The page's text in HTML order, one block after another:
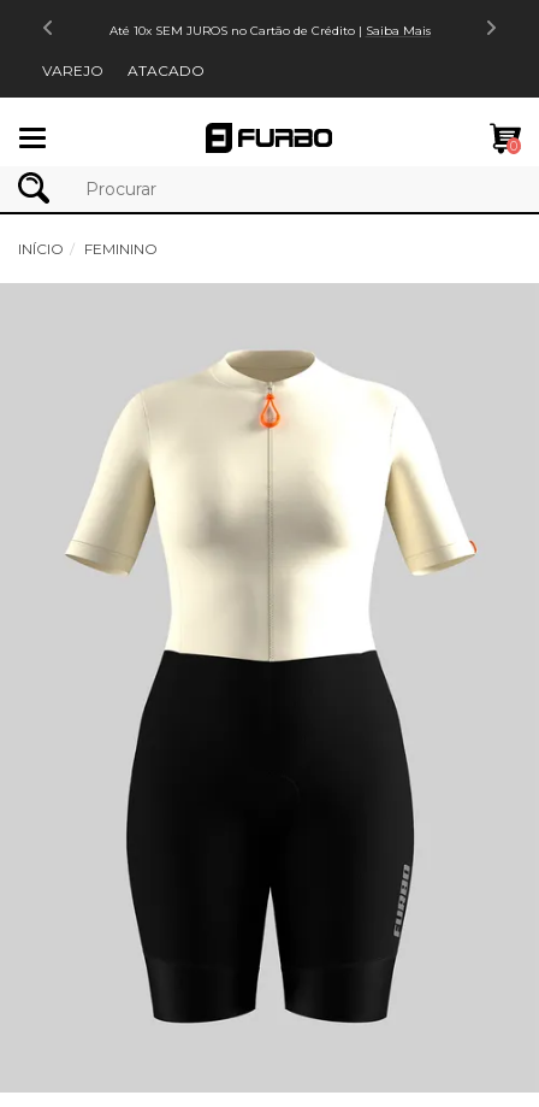
Até 10x SEM JUROS no Cartão de Crédito | Saiba Mais
VAREJO ATACADO
0
INÍCIO FEMININO